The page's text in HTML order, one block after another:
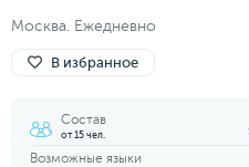
Москва. Ежедневно
В избранное
Состав
от 15 чел.
Возможные языки